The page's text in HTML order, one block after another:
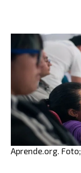
Aprende.org.